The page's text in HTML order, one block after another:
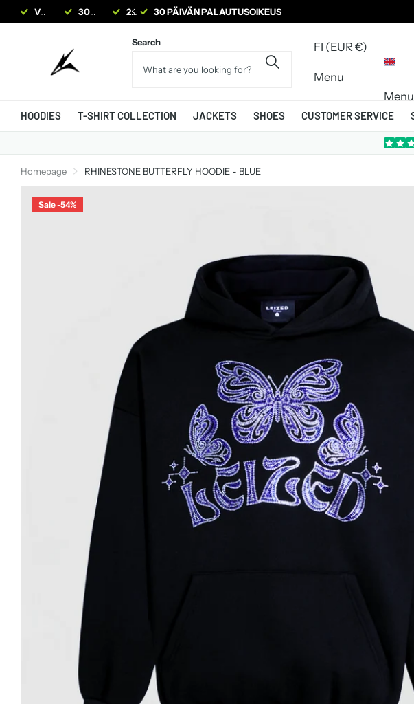
VARASTONTYHJENNYS 30 PÄIVÄN PALAUTUSOIKEUS 24/7 ASIAKASPALVELU 30 PÄIVÄN PALAUTUSOIKEUS
Search FI (EUR €)
Menu
Menu
HOODIES T-SHIRT COLLECTION JACKETS SHOES CUSTOMER SERVICE
Homepage RHINESTONE BUTTERFLY HOODIE - BLUE
Sale -54%